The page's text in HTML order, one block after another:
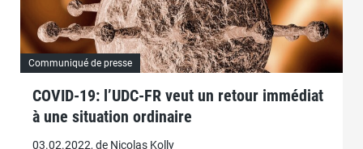
Communiqué de presse
COVID-19: l’UDC-FR veut un retour immédiat
à une situation ordinaire
03.02.2022, de Nicolas Kolly